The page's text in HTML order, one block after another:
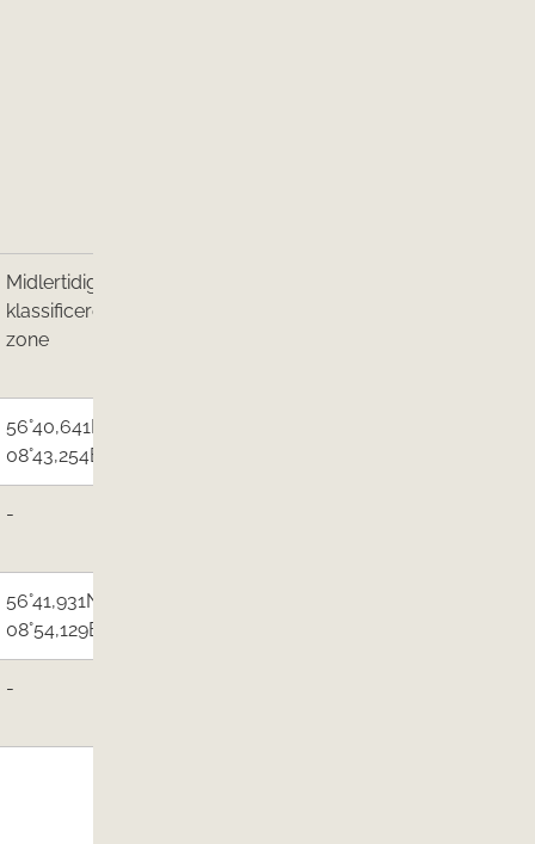
Midlertidig
klassificerede
zone
56°40,641N/
08°43,254E
​-
56°41,931N/
08°54,129E
​-